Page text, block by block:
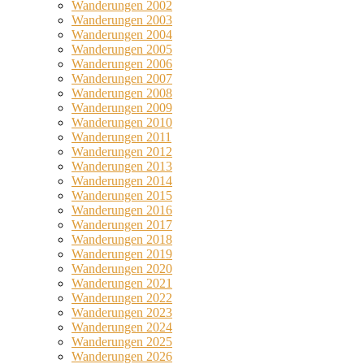
Wanderungen 2002
Wanderungen 2003
Wanderungen 2004
Wanderungen 2005
Wanderungen 2006
Wanderungen 2007
Wanderungen 2008
Wanderungen 2009
Wanderungen 2010
Wanderungen 2011
Wanderungen 2012
Wanderungen 2013
Wanderungen 2014
Wanderungen 2015
Wanderungen 2016
Wanderungen 2017
Wanderungen 2018
Wanderungen 2019
Wanderungen 2020
Wanderungen 2021
Wanderungen 2022
Wanderungen 2023
Wanderungen 2024
Wanderungen 2025
Wanderungen 2026